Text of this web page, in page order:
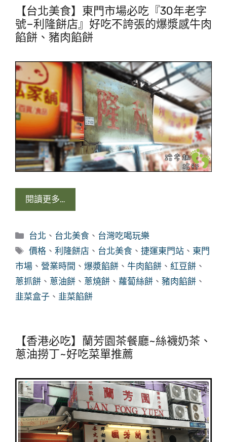
【台北美食】東門市場必吃『30年老字
號–利隆餅店』好吃不誇張的爆漿感牛肉
餡餅、豬肉餡餅
閱讀更多…
分
類
台北 、 台北美食 、 台灣吃喝玩樂
標
籤
價格 、利隆餅店 、 台北美食 、捷運東門站 、 東門
市場 、 營業時間 、 爆漿餡餅 、 牛肉餡餅 、 紅豆餅 、
蔥抓餅 、 蔥油餅 、 蔥燒餅 、 蘿蔔絲餅 、 豬肉餡餅 、
韭菜盒子 、 韭菜餡餅
【香港必吃】蘭芳園茶餐廳~絲襪奶茶、
蔥油撈丁~好吃菜單推薦